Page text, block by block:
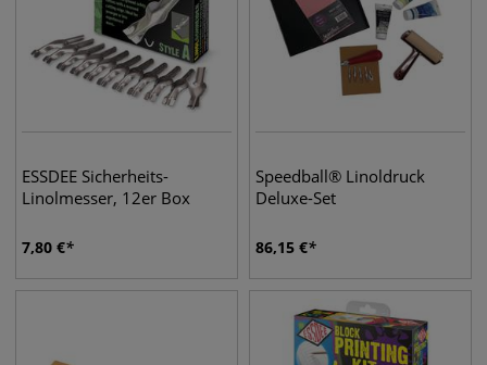
ESSDEE Sicherheits-
Linolmesser, 12er Box
7,80 €
Speedball® Linoldruck
Deluxe-Set
86,15 €